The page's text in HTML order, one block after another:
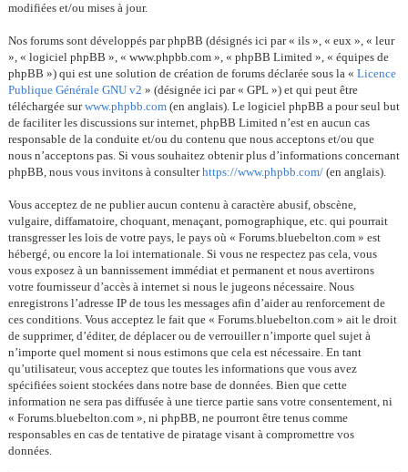
modifiées et/ou mises à jour.
Nos forums sont développés par phpBB (désignés ici par « ils », « eux », « leur
», « logiciel phpBB », « www.phpbb.com », « phpBB Limited », « équipes de
phpBB ») qui est une solution de création de forums déclarée sous la « Licence
Publique Générale GNU v2 » (désignée ici par « GPL ») et qui peut être
téléchargée surwww.phpbb.com (en anglais). Le logiciel phpBB a pour seul but
de faciliter les discussions sur internet, phpBB Limited n’est en aucun cas
responsable de la conduite et/ou du contenu que nous acceptons et/ou que
nous n’acceptons pas. Si vous souhaitez obtenir plus d’informations concernant
phpBB, nous vous invitons à consulterhttps://www.phpbb.com/ (en anglais).
Vous acceptez de ne publier aucun contenu à caractère abusif, obscène,
vulgaire, diffamatoire, choquant, menaçant, pornographique, etc. qui pourrait
transgresser les lois de votre pays, le pays où « Forums.bluebelton.com » est
hébergé, ou encore la loi internationale. Si vous ne respectez pas cela, vous
vous exposez à un bannissement immédiat et permanent et nous avertirons
votre fournisseur d’accès à internet si nous le jugeons nécessaire. Nous
enregistrons l’adresse IP de tous les messages afin d’aider au renforcement de
ces conditions. Vous acceptez le fait que « Forums.bluebelton.com » ait le droit
de supprimer, d’éditer, de déplacer ou de verrouiller n’importe quel sujet à
n’importe quel moment si nous estimons que cela est nécessaire. En tant
qu’utilisateur, vous acceptez que toutes les informations que vous avez
spécifiées soient stockées dans notre base de données. Bien que cette
information ne sera pas diffusée à une tierce partie sans votre consentement, ni
« Forums.bluebelton.com », ni phpBB, ne pourront être tenus comme
responsables en cas de tentative de piratage visant à compromettre vos
données.